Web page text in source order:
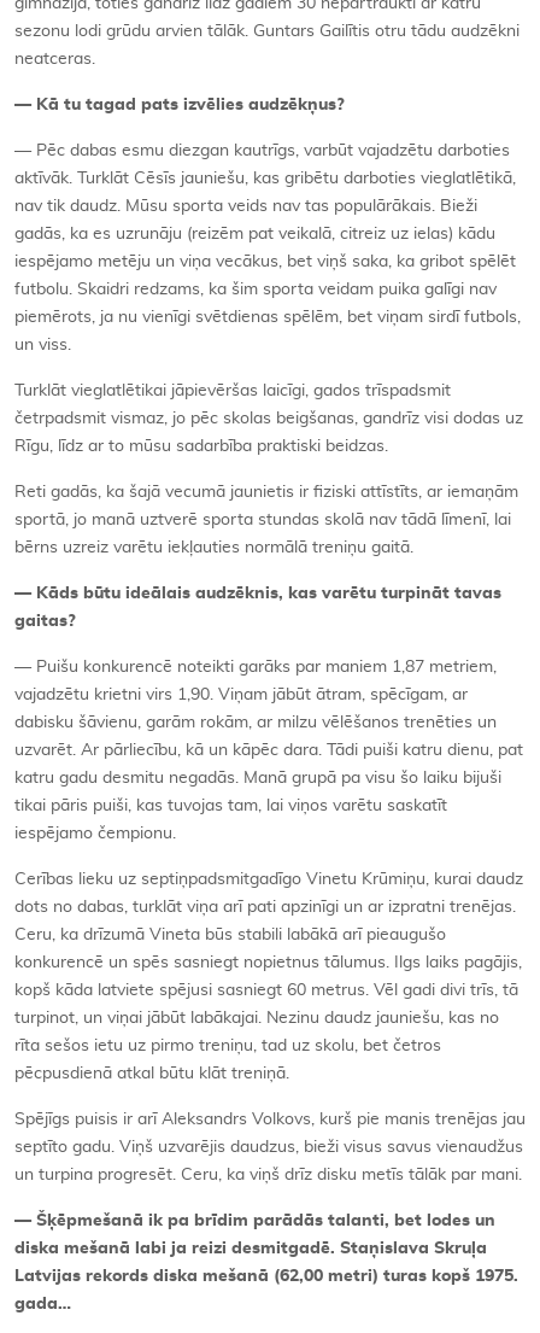
ģimnāzijā, toties gandrīz līdz gadiem 30 nepārtraukti ar katru
sezonu lodi grūdu arvien tālāk. Guntars Gailītis otru tādu audzēkni
neatceras.
— Kā tu tagad pats izvēlies audzēkņus?
— Pēc dabas esmu diezgan kautrīgs, varbūt vajadzētu darboties
aktīvāk. Turklāt Cēsīs jauniešu, kas gribētu darboties vieglatlētikā,
nav tik daudz. Mūsu sporta veids nav tas populārākais. Bieži
gadās, ka es uzrunāju (reizēm pat veikalā, citreiz uz ielas) kādu
iespējamo metēju un viņa vecākus, bet viņš saka, ka gribot spēlēt
futbolu. Skaidri redzams, ka šim sporta veidam puika galīgi nav
piemērots, ja nu vienīgi svētdienas spēlēm, bet viņam sirdī futbols,
un viss.
Turklāt vieglatlētikai jāpievēršas laicīgi, gados trīspadsmit
četrpadsmit vismaz, jo pēc skolas beigšanas, gandrīz visi dodas uz
Rīgu, līdz ar to mūsu sadarbība praktiski beidzas.
Reti gadās, ka šajā vecumā jaunietis ir fiziski attīstīts, ar iemaņām
sportā, jo manā uztverē sporta stundas skolā nav tādā līmenī, lai
bērns uzreiz varētu iekļauties normālā treniņu gaitā.
— Kāds būtu ideālais audzēknis, kas varētu turpināt tavas
gaitas?
— Puišu konkurencē noteikti garāks par maniem 1,87 metriem,
vajadzētu krietni virs 1,90. Viņam jābūt ātram, spēcīgam, ar
dabisku šāvienu, garām rokām, ar milzu vēlēšanos trenēties un
uzvarēt. Ar pārliecību, kā un kāpēc dara. Tādi puiši katru dienu, pat
katru gadu desmitu negadās. Manā grupā pa visu šo laiku bijuši
tikai pāris puiši, kas tuvojas tam, lai viņos varētu saskatīt
iespējamo čempionu.
Cerības lieku uz septiņpadsmitgadīgo Vinetu Krūmiņu, kurai daudz
dots no dabas, turklāt viņa arī pati apzinīgi un ar izpratni trenējas.
Ceru, ka drīzumā Vineta būs stabili labākā arī pieaugušo
konkurencē un spēs sasniegt nopietnus tālumus. Ilgs laiks pagājis,
kopš kāda latviete spējusi sasniegt 60 metrus. Vēl gadi divi trīs, tā
turpinot, un viņai jābūt labākajai. Nezinu daudz jauniešu, kas no
rīta sešos ietu uz pirmo treniņu, tad uz skolu, bet četros
pēcpusdienā atkal būtu klāt treniņā.
Spējīgs puisis ir arī Aleksandrs Volkovs, kurš pie manis trenējas jau
septīto gadu. Viņš uzvarējis daudzus, bieži visus savus vienaudžus
un turpina progresēt. Ceru, ka viņš drīz disku metīs tālāk par mani.
— Šķēpmešanā ik pa brīdim parādās talanti, bet lodes un
diska mešanā labi ja reizi desmitgadē. Staņislava Skruļa
Latvijas rekords diska mešanā (62,00 metri) turas kopš 1975.
gada…